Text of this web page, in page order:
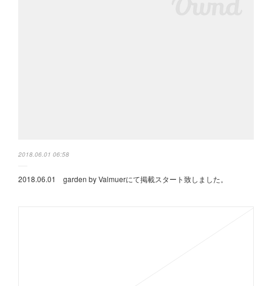
2018.06.01 06:58
2018.06.01 garden by Valmuerにて掲載スタート致しました。